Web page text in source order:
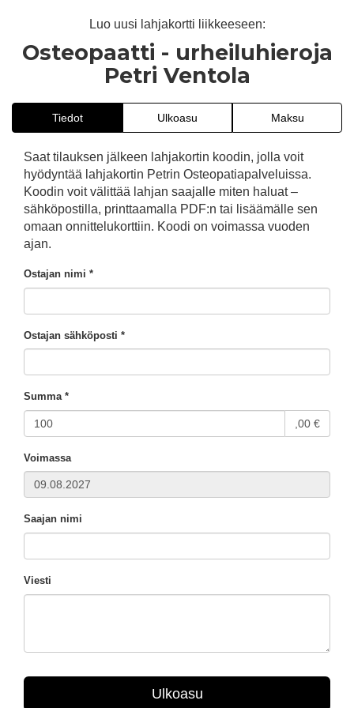
Luo uusi lahjakortti liikkeeseen:
Osteopaatti - urheiluhieroja
Petri Ventola
Tiedot Ulkoasu Maksu
Saat tilauksen jälkeen lahjakortin koodin, jolla voit
hyödyntää lahjakortin Petrin Osteopatiapalveluissa.
Koodin voit välittää lahjan saajalle miten haluat –
sähköpostilla, printtaamalla PDF:n tai lisäämälle sen
omaan onnittelukorttiin. Koodi on voimassa vuoden
ajan.
Ostajan nimi *
Ostajan sähköposti *
Summa *
,00 €
Voimassa
Saajan nimi
Viesti
Ulkoasu